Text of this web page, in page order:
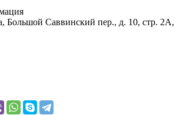
Большой Саввинский пер., д. 10, стр. 2А,